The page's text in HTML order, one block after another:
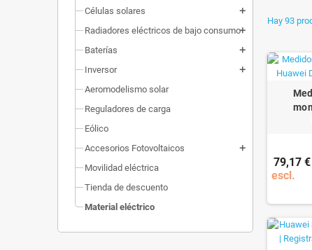
Células solares add
Radiadores eléctricos de bajo consumoadd
Baterías add
Inversor add
Aeromodelismo solar
Reguladores de carga
Eólico
Accesorios Fotovoltaicos
add
Movilidad eléctrica
Tienda de descuento
Material eléctrico
Hay 93
79,17 €
escl.